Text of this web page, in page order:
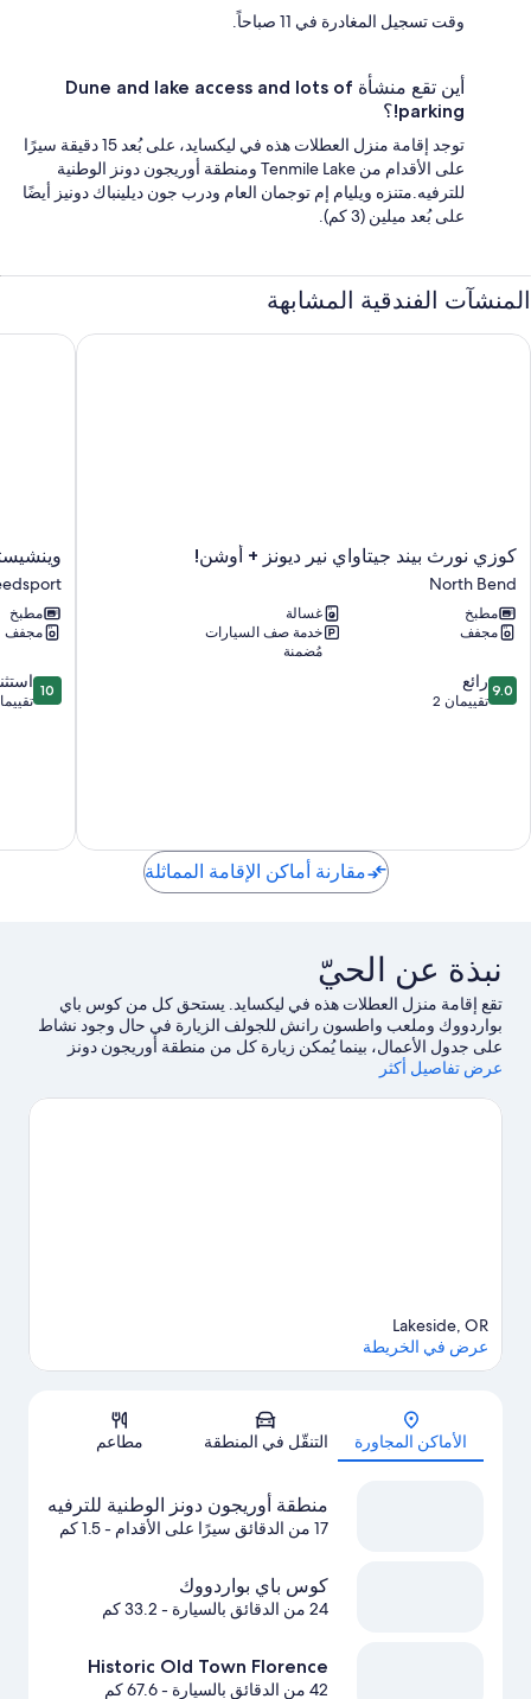
وقت تسجيل المغادرة في 11 صباحاً.
أين تقع منشأة Dune and lake access and lots of
parking!؟
توجد إقامة منزل العطلات هذه في ليكسايد، على بُعد 15 دقيقة سيرًا
على الأقدام من Tenmile Lake ومنطقة أوريجون دونز الوطنية
للترفيه.متنزه ويليام إم توجمان العام ودرب جون ديلينباك دونيز أيضًا
على بُعد ميلين (3 كم).
المنشآت الفندقية المشابهة
كوزي
نورث
بيند
جيتاواي
نير
+
أوشن!
كوزي نورث بيند جيتاواي نير ديونز + أوشن!
North Bend
مطبخ
غسالة
مجفف
خدمة صف السيارات
مُضمنة
9.0
من
9.0 رائع
تقييمان 2
كوزي نورث بيند جيتاواي نير ديونز + أوشن!
باي
فاكيشن
رينتال
نير
آند
آت!
مطبخ
مجفف
10.0
من
10
وينشيستر
مقارنة أماكن الإقامة المماثلة
نبذة عن الحيّ
تقع إقامة منزل العطلات هذه في ليكسايد. يستحق كل من كوس باي
بواردووك وملعب واطسون رانش للجولف الزيارة في حال وجود نشاط
على جدول الأعمال، بينما يُمكن زيارة كل من منطقة أوريجون دونز
الوطنية للترفيه ومتنزه ويليام إم توجمان العام لمن يرغبون في الاستمتاع
الاستكشافي وBooks by the Bay أيضًا.
عرض تفاصيل أكثر
الخريطة
Lakeside, OR
عرض في الخريطة
الأماكن المجاورة التنقّل في المنطقة مطاعم
منطقة أوريجون دونز الوطنية للترفيه
17 من الدقائق سيرًا على الأقدام - 1.5 كم
كوس باي بواردووك
24 من الدقائق بالسيارة - 33.2 كم
Historic Old Town Florence
42 من الدقائق بالسيارة - 67.6 كم